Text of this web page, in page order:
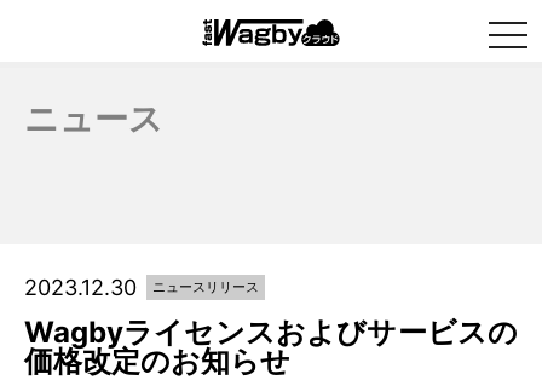
ニュース
2023.12.30 ニュースリリース
Wagbyライセンスおよびサービスの
価格改定のお知らせ